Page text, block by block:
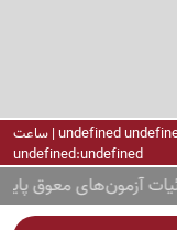
undefined undefined undefined undefined | ساعت
undefined:undefined
آزمون‌های معوق پایه